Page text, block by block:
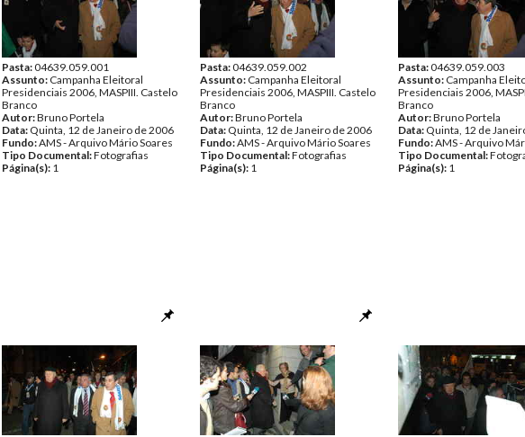
Pasta:04639.059.001
Assunto: Campanha Eleitoral
Presidenciais 2006, MASPIII. Castelo
Branco
Autor:Bruno Portela
Data: Quinta, 12 de Janeiro de 2006
Fundo:AMS - Arquivo Mário Soares
Tipo Documental:Fotografias
Página(s): 1
Pasta:04639.059.002
Assunto: Campanha Eleitoral
Presidenciais 2006, MASPIII. Castelo
Branco
Autor:Bruno Portela
Data: Quinta, 12 de Janeiro de 2006
Fundo:AMS - Arquivo Mário Soares
Tipo Documental:Fotografias
Página(s): 1
Pasta:04639.059.003
Assunto: Campanha
Presidenciais 2006,
Branco
Autor:Bruno Portela
Data: Quinta, 12 de
Fundo:AMS - Arquivo
Tipo Documental:
Página(s): 1